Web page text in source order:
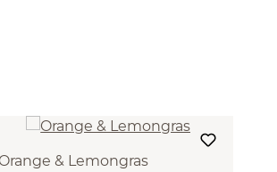
Orange & Lemongras